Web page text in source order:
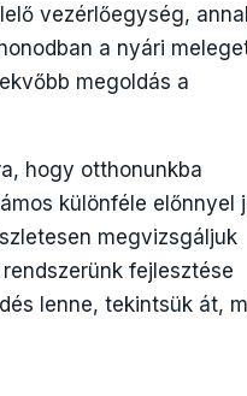
vezérlőegység,
a nyári
megoldás a
hogy otthonunkba
különféle előnnyel
megvizsgáljuk
fejlesztése
lenne, tekintsük át,